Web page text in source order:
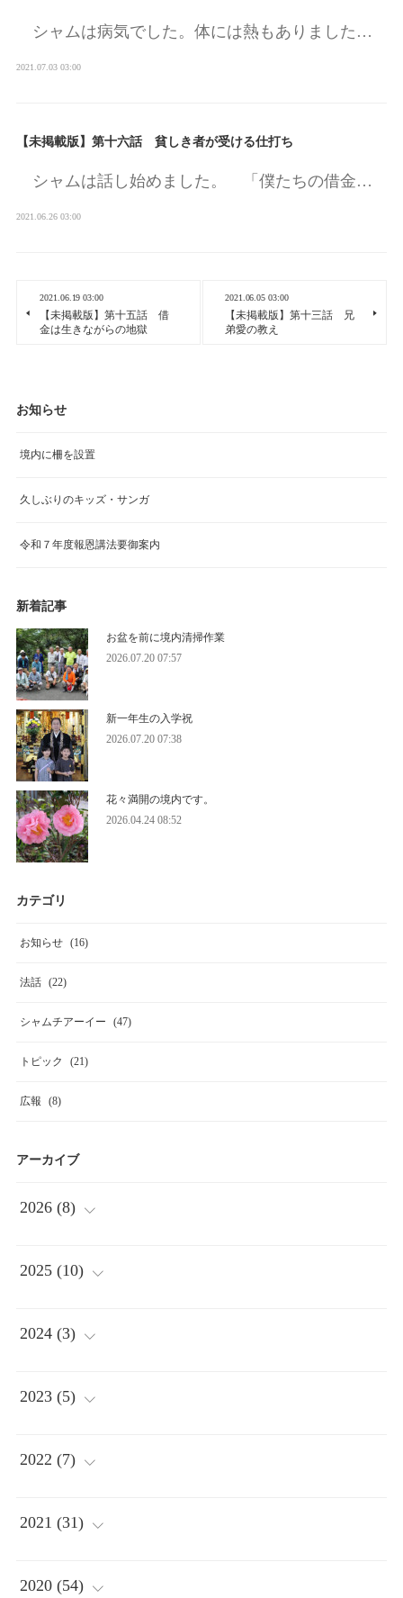
シャムは病気でした。体には熱もありました…
2021.07.03 03:00
【未掲載版】第十六話 貧しき者が受ける仕打ち
シャムは話し始めました。 「僕たちの借金…
2021.06.26 03:00
2021.06.19 03:00
【未掲載版】第十五話 借
金は生きながらの地獄
2021.06.05 03:00
【未掲載版】第十三話 兄
弟愛の教え
お知らせ
境内に柵を設置
久しぶりのキッズ・サンガ
令和７年度報恩講法要御案内
新着記事
お盆を前に境内清掃作業
2026.07.20 07:57
新一年生の入学祝
2026.07.20 07:38
花々満開の境内です。
2026.04.24 08:52
カテゴリ
お知らせ (16)
法話 (22)
シャムチアーイー (47)
トピック (21)
広報 (8)
アーカイブ
2026 (8)
(2)
2025 (10)
(2)
(3)
2024 (3)
(1)
2023 (5)
(1)
2022 (7)
(1)
2021 (31)
(3)
2020 (54)